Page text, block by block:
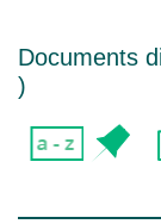
Documents
)